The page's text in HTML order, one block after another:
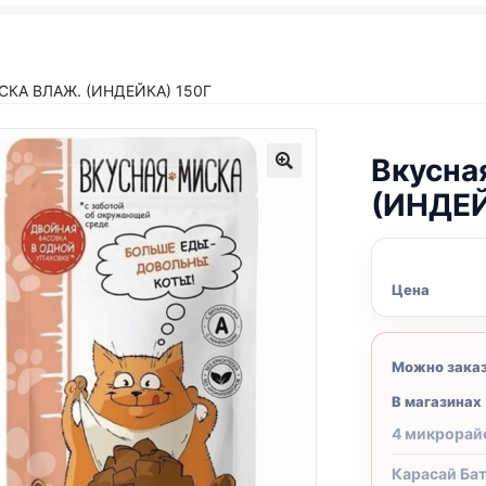
ВЛАЖ. (ИНДЕЙКА) 150Г
Цена
Можно
В магазинах
4
Карасай